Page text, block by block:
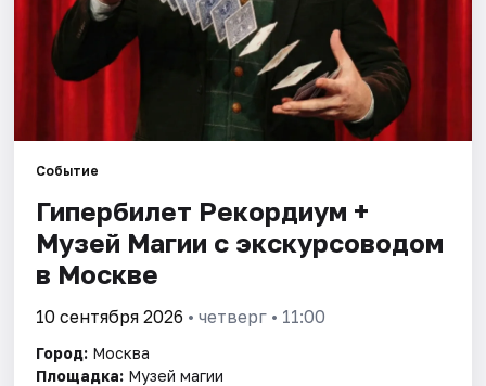
Экскурсии
Спорт
Города
Площадки
Артисты
Рейтинги
Событие
Гипербилет Рекордиум +
Музей Магии с экскурсоводом
в Москве
10 сентября 2026 • четверг • 11:00
Город: Москва
Площадка: Музей магии